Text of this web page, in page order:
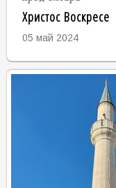
Христос Воскресе
05 май 2024